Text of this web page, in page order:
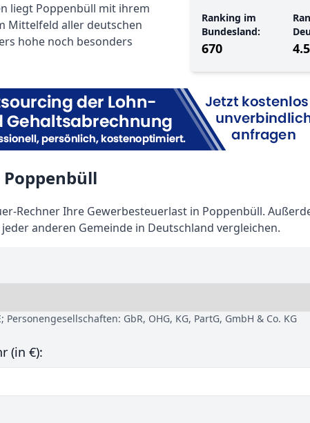
liegt Poppenbüll mit ihrem
Mittelfeld aller deutschen
hohe noch besonders
Ranking im
Bundesland:
670
Rechner Ihre Gewerbesteuerlast in Poppenbüll.
anderen Gemeinde in Deutschland vergleichen.
GbR, OHG, KG, PartG, GmbH & Co. KG
(in €):